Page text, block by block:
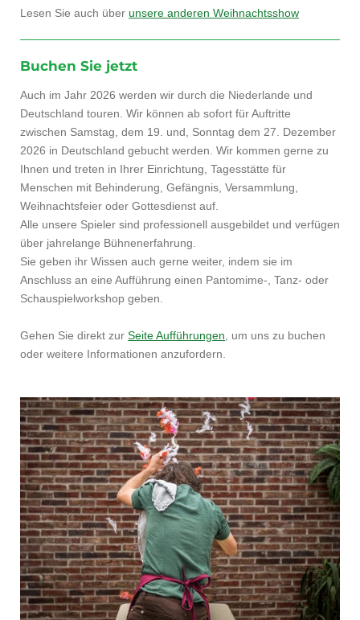
Lesen Sie auch über unsere anderen Weihnachtsshow
Buchen Sie jetzt
Auch im Jahr 2026 werden wir durch die Niederlande und
Deutschland touren. Wir können ab sofort für Auftritte
zwischen Samstag, dem 19. und, Sonntag dem 27. Dezember
2026 in Deutschland gebucht werden. Wir kommen gerne zu
Ihnen und treten in Ihrer Einrichtung, Tagesstätte für
Menschen mit Behinderung, Gefängnis, Versammlung,
Weihnachtsfeier oder Gottesdienst auf.
Alle unsere Spieler sind professionell ausgebildet und verfügen
über jahrelange Bühnenerfahrung.
Sie geben ihr Wissen auch gerne weiter, indem sie im
Anschluss an eine Aufführung einen Pantomime-, Tanz- oder
Schauspielworkshop geben.
Gehen Sie direkt zur Seite Aufführungen , um uns zu buchen
oder weitere Informationen anzufordern.